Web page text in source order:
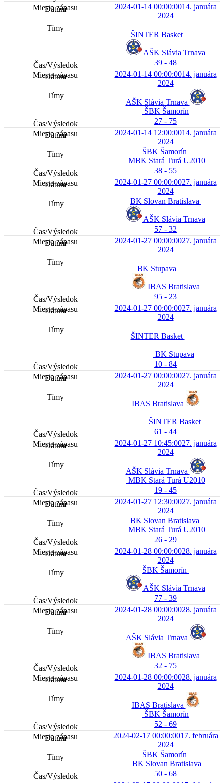
2024-01-14 00:00:0014. januára
2024
ŠINTER Basket
AŠK Slávia Trnava
39 - 48
2024-01-14 00:00:0014. januára
2024
AŠK Slávia Trnava
ŠBK Šamorín
27 - 75
2024-01-14 12:00:0014. januára
2024
ŠBK Šamorín
MBK Stará Turá U2010
38 - 55
2024-01-27 00:00:0027. januára
2024
BK Slovan Bratislava
AŠK Slávia Trnava
57 - 32
2024-01-27 00:00:0027. januára
2024
BK Stupava
IBAS Bratislava
95 - 23
2024-01-27 00:00:0027. januára
2024
ŠINTER Basket
BK Stupava
10 - 84
2024-01-27 00:00:0027. januára
2024
IBAS Bratislava
ŠINTER Basket
61 - 44
2024-01-27 10:45:0027. januára
2024
AŠK Slávia Trnava
MBK Stará Turá U2010
19 - 45
2024-01-27 12:30:0027. januára
2024
BK Slovan Bratislava
MBK Stará Turá U2010
26 - 29
2024-01-28 00:00:0028. januára
2024
ŠBK Šamorín
AŠK Slávia Trnava
77 - 39
2024-01-28 00:00:0028. januára
2024
AŠK Slávia Trnava
IBAS Bratislava
32 - 75
2024-01-28 00:00:0028. januára
2024
IBAS Bratislava
ŠBK Šamorín
52 - 69
2024-02-17 00:00:0017. februára
2024
ŠBK Šamorín
BK Slovan Bratislava
50 - 68